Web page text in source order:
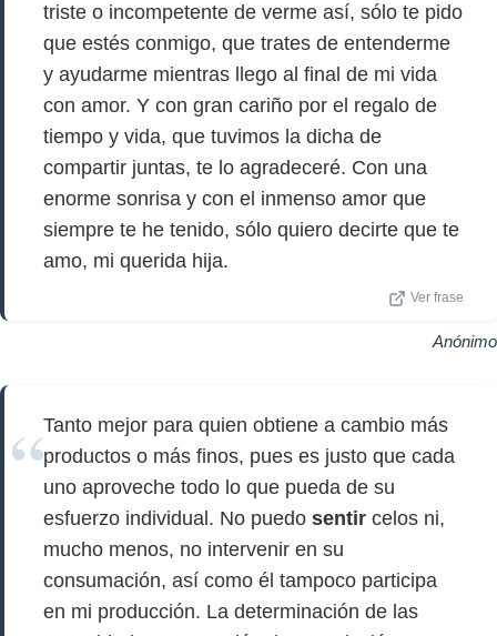
triste o incompetente de verme así, sólo te pido
que estés conmigo, que trates de entenderme
y ayudarme mientras llego al final de mi vida
con amor. Y con gran cariño por el regalo de
tiempo y vida, que tuvimos la dicha de
compartir juntas, te lo agradeceré. Con una
enorme sonrisa y con el inmenso amor que
siempre te he tenido, sólo quiero decirte que te
amo, mi querida hija.
Ver frase
Anónimo
Tanto mejor para quien obtiene a cambio más
productos o más finos, pues es justo que cada
uno aproveche todo lo que pueda de su
esfuerzo individual. No puedo sentir celos ni,
mucho menos, no intervenir en su
consumación, así como él tampoco participa
en mi producción. La determinación de las